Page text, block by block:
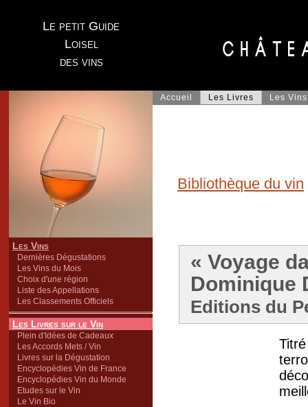
Le petit Guide
Loisel
des vins
Les Vins
Dernières Dégustations
Les Vins du Mois
Choix d'une région
Liste des Appellations
Les Classements Officiels
Les Livres sur le Vin
Plein d'Idées de Cadeaux
Les Accords Mets / Vin
Livres sur la Dégustation
Encyclopédies Vin de France
Encyclopédies Vin du Monde
Etudes sur le Vin
Le Vin Bio
Accueil Les Livres Les Vins
Bibliothèque du vin
« Voyage
Dominique
Editions du